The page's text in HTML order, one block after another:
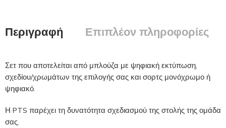
Περιγραφή Επιπλέον πληροφορίες
Σετ που αποτελείται από μπλούζα με ψηφιακή εκτύπωση,
σχεδίου/χρωμάτων της επιλογής σας και σορτς μονόχρωμο ή
ψηφιακό.
Η PTS παρέχει τη δυνατότητα σχεδιασμού της στολής της ομάδα
σας.